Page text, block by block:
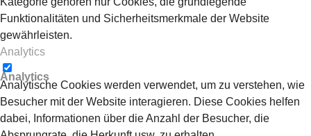
Funktionalitäten und Sicherheitsmerkmale der Website
gewährleisten.
Analytics
Analytics
Analytische Cookies werden verwendet, um zu verstehen, wie
Besucher mit der Website interagieren. Diese Cookies helfen
dabei, Informationen über die Anzahl der Besucher, die